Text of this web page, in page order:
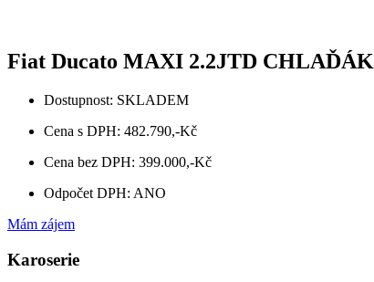
Fiat Ducato MAXI 2.2JTD CHLAĎÁK
Dostupnost: SKLADEM
Cena s DPH: 482.790,-Kč
Cena bez DPH: 399.000,-Kč
Odpočet DPH: ANO
Mám zájem
Karoserie